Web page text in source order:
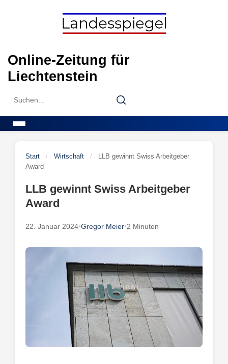
Online-Zeitung für
Liechtenstein
Search
Search
Start / Wirtschaft /
LLB gewinnt Swiss Arbeitgeber
Award
LLB gewinnt Swiss Arbeitgeber
Award
22. Januar 2024•Gregor Meier•2 Minuten